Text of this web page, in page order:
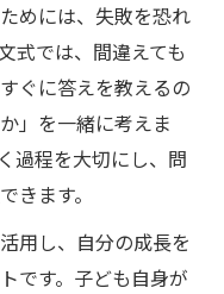
めには、失敗を恐れ
式では、間違えても
ぐに答えを教えるの
」を一緒に考えま
過程を大切にし、問
きます。
用し、自分の成長を
です。子ども自身が